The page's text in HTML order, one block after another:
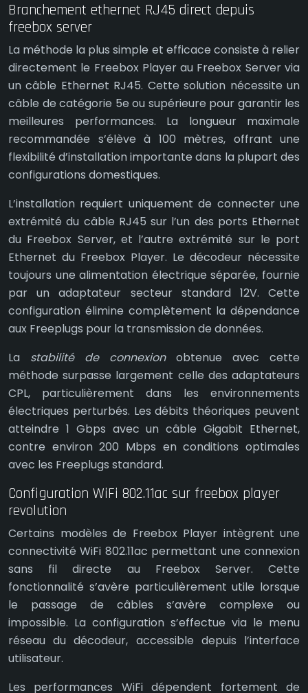
Branchement ethernet RJ45 direct depuis
freebox server
La méthode la plus simple et efficace consiste à relier
directement le Freebox Player au Freebox Server via
un câble Ethernet RJ45. Cette solution nécessite un
câble de catégorie 5e ou supérieure pour garantir les
meilleures performances. La longueur maximale
recommandée s’élève à 100 mètres, offrant une
flexibilité d’installation importante dans la plupart des
configurations domestiques.
L’installation requiert uniquement de connecter une
extrémité du câble RJ45 sur l’un des ports Ethernet
du Freebox Server, et l’autre extrémité sur le port
Ethernet du Freebox Player. Le décodeur nécessite
toujours une alimentation électrique séparée, fournie
par un adaptateur secteur standard 12V. Cette
configuration élimine complètement la dépendance
aux Freeplugs pour la transmission de données.
La stabilité de connexionobtenue avec cette
méthode surpasse largement celle des adaptateurs
CPL, particulièrement dans les environnements
électriques perturbés. Les débits théoriques peuvent
atteindre 1 Gbps avec un câble Gigabit Ethernet,
contre environ 200 Mbps en conditions optimales
avec les Freeplugs standard.
Configuration WiFi 802.11ac sur freebox player
revolution
Certains modèles de Freebox Player intègrent une
connectivité WiFi 802.11ac permettant une connexion
sans fil directe au Freebox Server. Cette
fonctionnalité s’avère particulièrement utile lorsque
le passage de câbles s’avère complexe ou
impossible. La configuration s’effectue via le menu
réseau du décodeur, accessible depuis l’interface
utilisateur.
Les performances WiFi dépendent fortement de